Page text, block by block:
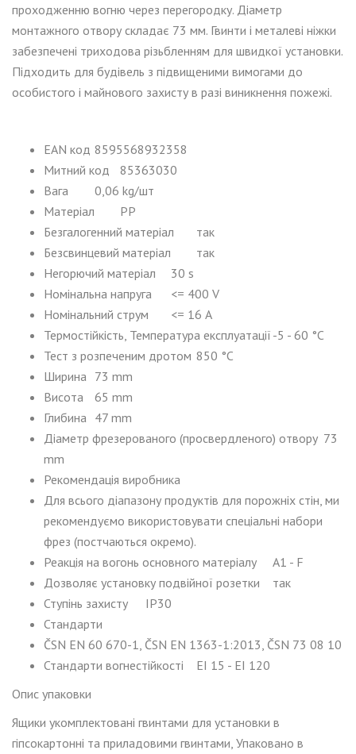
проходженню вогню через перегородку. Діаметр
монтажного отвору складає 73 мм. Гвинти і металеві ніжки
забезпечені триходова різьбленням для швидкої установки.
Підходить для будівель з підвищеними вимогами до
особистого і майнового захисту в разі виникнення пожежі.
EAN код 8595568932358
Митний код
85363030
Вага
0,06 kg/шт
Матеріал
PP
Безгалогенний матеріал
так
Безсвинцевий матеріал
так
Негорючий матеріал
30 s
Номінальна напруга
<= 400 V
Номінальний струм
<= 16 A
Термостійкість, Температура експлуатації -5 - 60 °C
Тест з розпеченим дротом 850 °C
Ширина 73 mm
Висота
65 mm
Глибина 47 mm
Діаметр фрезерованого (просвердленого) отвору 73
mm
Рекомендація виробника
Для всього діапазону продуктів для порожніх стін, ми
рекомендуємо використовувати спеціальні набори
фрез (постчаються окремо).
Реакція на вогонь основного матеріалу
A1 - F
Дозволяє установку подвійної розетки
так
Ступінь захисту
IP30
Стандарти
ČSN EN 60 670-1, ČSN EN 1363-1:2013, ČSN 73 08 10
Стандарти вогнестійкості
EI 15 - EI 120
Опис упаковки
Ящики укомплектовані гвинтами для установки в
гіпсокартонні та приладовими гвинтами, Упаковано в